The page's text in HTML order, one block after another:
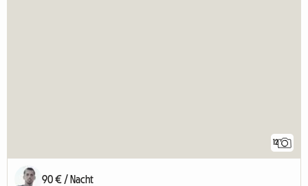
12
90 € / Nacht